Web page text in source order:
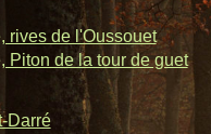
rives de l'Oussouet
Piton de la tour de guet
Darré